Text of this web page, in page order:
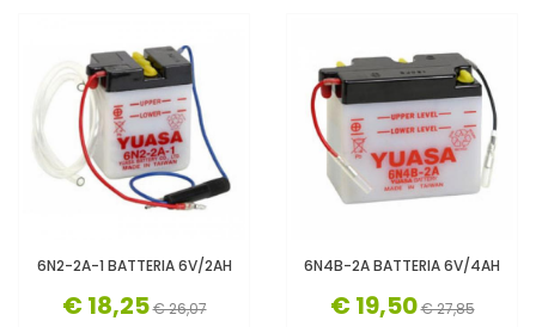
6N2-2A-1 BATTERIA 6V/2AH
€ 18,25€ 26,07
6N4B-2A BATTERIA 6V/4AH
€ 19,50€ 27,85